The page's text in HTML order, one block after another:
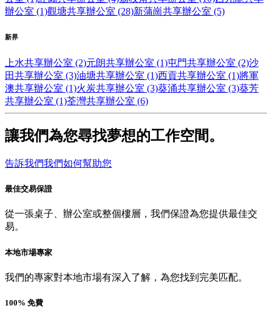
辦公室 (1)觀塘共享辦公室 (28)新蒲崗共享辦公室 (5)
新界
上水共享辦公室 (2)元朗共享辦公室 (1)屯門共享辦公室 (2)沙
田共享辦公室 (3)油塘共享辦公室 (1)西貢共享辦公室 (1)將軍
澳共享辦公室 (1)火炭共享辦公室 (3)葵涌共享辦公室 (3)葵芳
共享辦公室 (1)荃灣共享辦公室 (6)
讓我們為您尋找夢想的工作空間。
告訴我們我們如何幫助您
最佳交易保證
從一張桌子、辦公室或整個樓層，我們保證為您提供最佳交
易。
本地市場專家
我們的專家對本地市場有深入了解，為您找到完美匹配。
100% 免費